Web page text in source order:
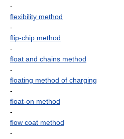
-
flexibility method
-
flip-chip method
-
float and chains method
-
floating method of charging
-
float-on method
-
flow coat method
-